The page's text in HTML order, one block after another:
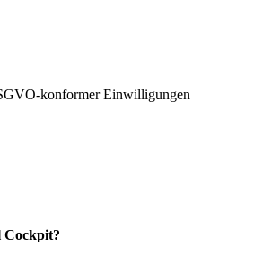
konformer Einwilligungen
Cockpit?